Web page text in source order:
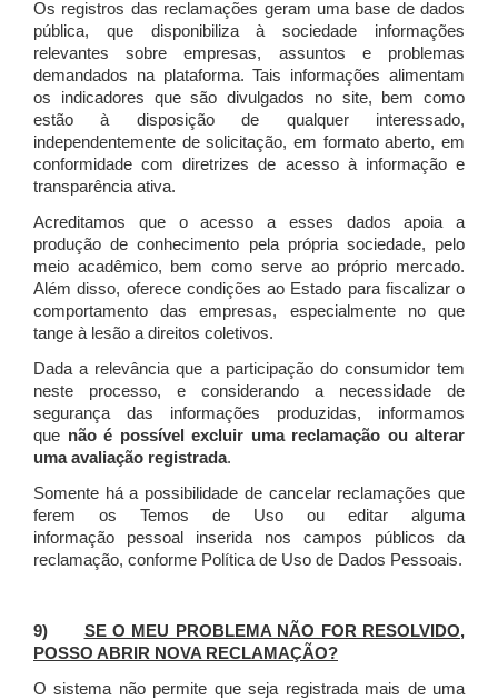
Os registros das reclamações geram uma base de dados
pública, que disponibiliza à sociedade informações
relevantes sobre empresas, assuntos e problemas
demandados na plataforma. Tais informações alimentam
os indicadores que são divulgados no site, bem como
estão à disposição de qualquer interessado,
independentemente de solicitação, em formato aberto, em
conformidade com diretrizes de acesso à informação e
transparência ativa.
Acreditamos que o acesso a esses dados apoia a
produção de conhecimento pela própria sociedade, pelo
meio acadêmico, bem como serve ao próprio mercado.
Além disso, oferece condições ao Estado para fiscalizar o
comportamento das empresas, especialmente no que
tange à lesão a direitos coletivos.
Dada a relevância que a participação do consumidor tem
neste processo, e considerando a necessidade de
segurança das informações produzidas, informamos
que não é possível excluir uma reclamação ou alterar
uma avaliação registrada.
Somente há a possibilidade de cancelar reclamações que
ferem os Temos de Uso ou editar alguma
informação pessoal inserida nos campos públicos da
reclamação, conforme Política de Uso de Dados Pessoais.
9) SE O MEU PROBLEMA NÃO FOR RESOLVIDO,
POSSO ABRIR NOVA RECLAMAÇÃO?
O sistema não permite que seja registrada mais de uma